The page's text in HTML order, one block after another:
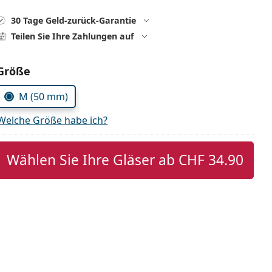
30 Tage Geld-zurück-Garantie
Teilen Sie Ihre Zahlungen auf
wählen
M (50 mm)
Größe habe ich?
Wählen Sie Ihre Gläser ab CHF 34.90